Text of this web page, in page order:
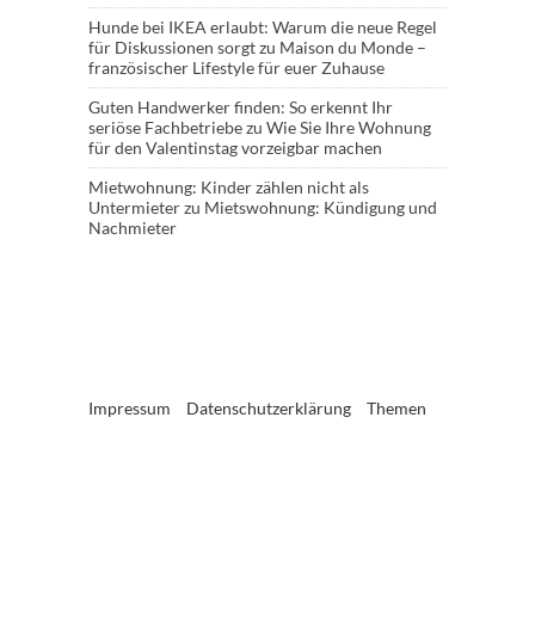
Hunde bei IKEA erlaubt: Warum die neue Regel
für Diskussionen sorgtzu Maison du Monde –
französischer Lifestyle für euer Zuhause
Guten Handwerker finden: So erkennt Ihr
seriöse Fachbetriebezu Wie Sie Ihre Wohnung
für den Valentinstag vorzeigbar machen
Mietwohnung: Kinder zählen nicht als
Untermieterzu Mietswohnung: Kündigung und
Nachmieter
Impressum Datenschutzerklärung Themen